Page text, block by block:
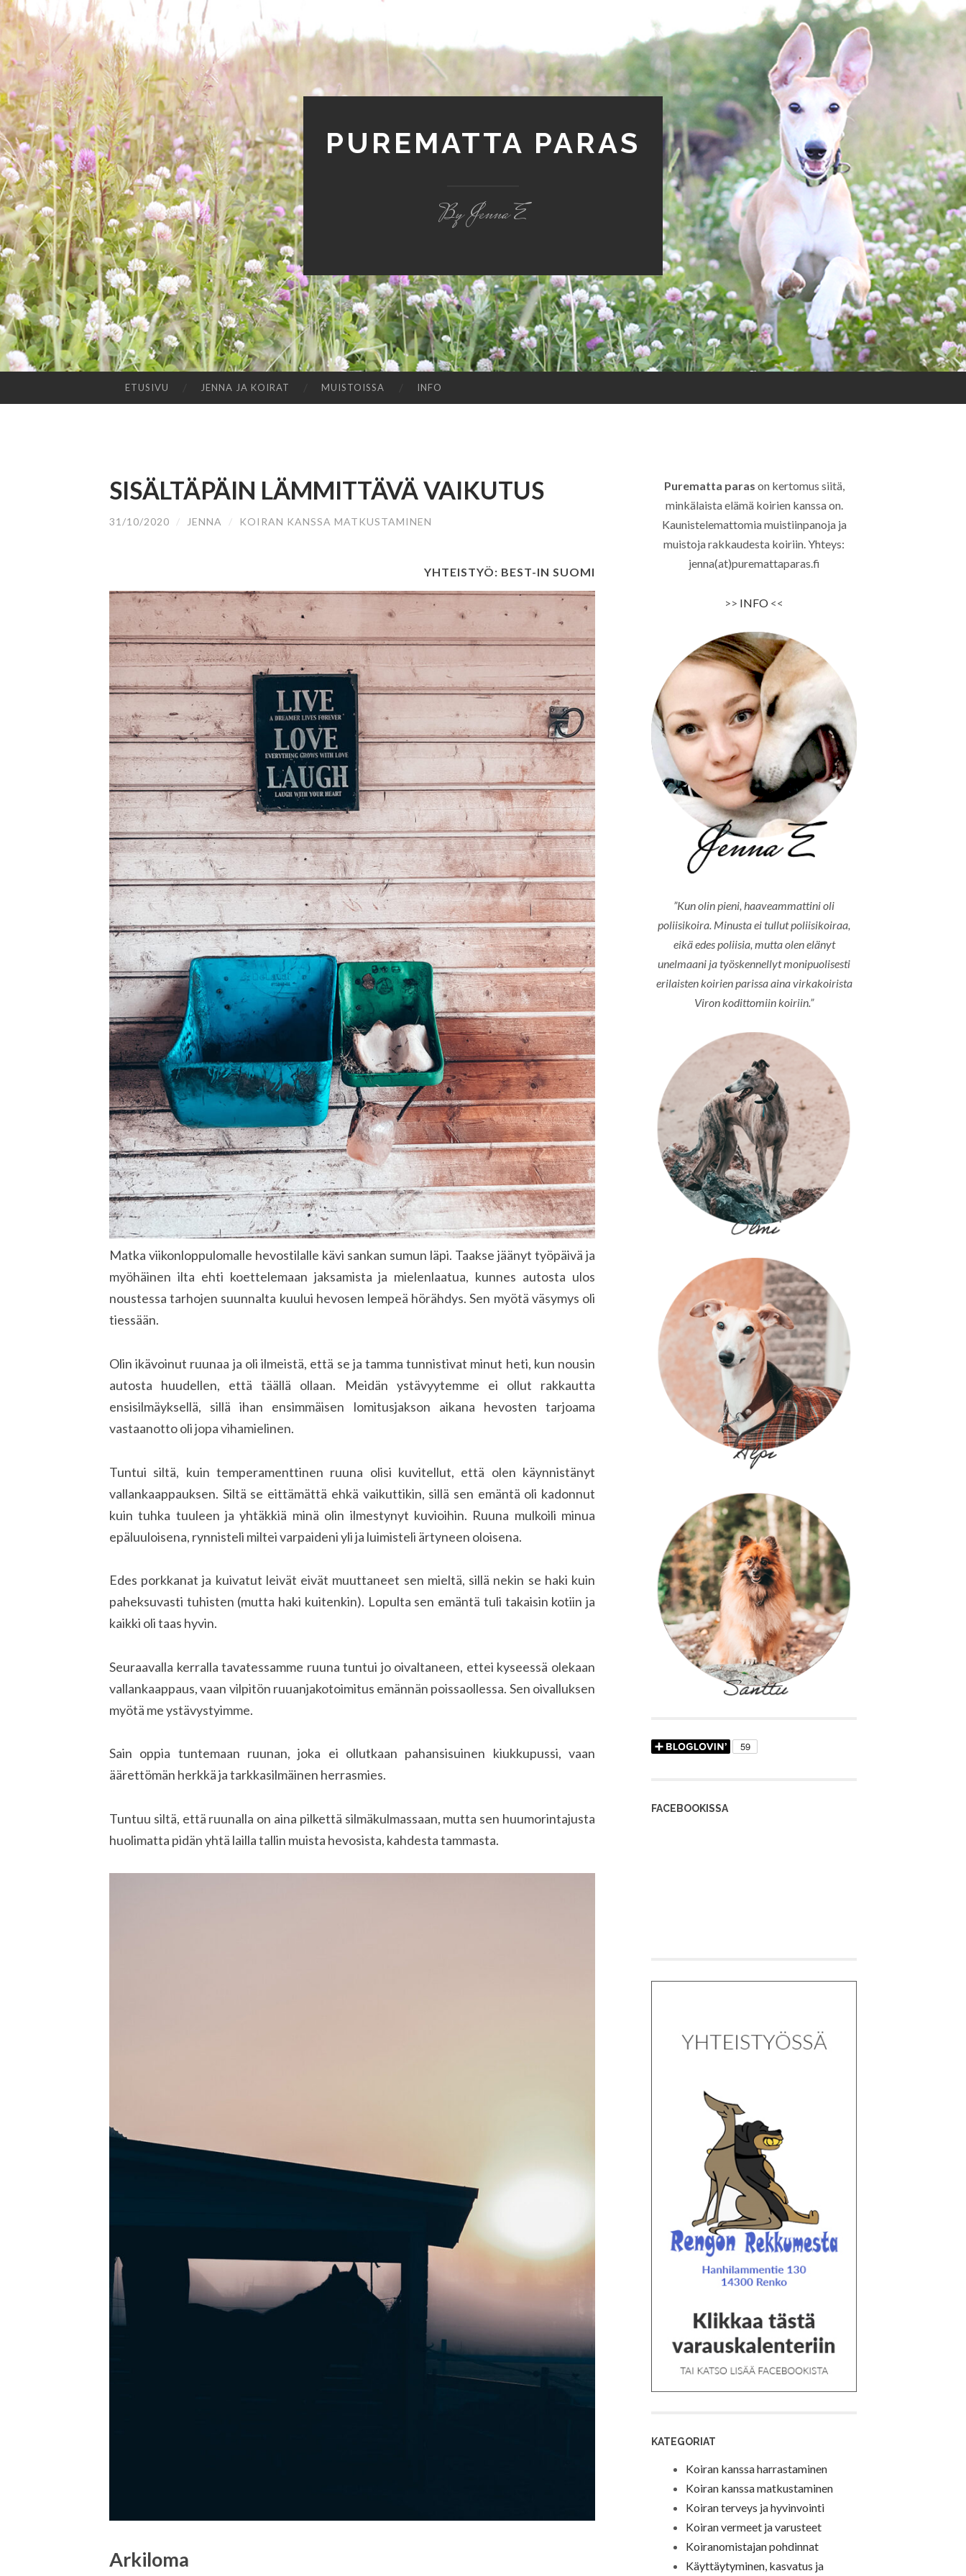
PUREMATTA PARAS
By Jenna E
SISÄLTÖÖN
ETUSIVU JENNA JA KOIRAT MUISTOISSA INFO
SISÄLTÄPÄIN LÄMMITTÄVÄ VAIKUTUS
31/10/2020 / JENNA / KOIRAN KANSSA MATKUSTAMINEN
YHTEISTYÖ: BEST-IN SUOMI
Matka viikonloppulomalle hevostilalle kävi sankan sumun läpi. Taakse jäänyt työpäivä ja
myöhäinen ilta ehti koettelemaan jaksamista ja mielenlaatua, kunnes autosta ulos
noustessa tarhojen suunnalta kuului hevosen lempeä hörähdys. Sen myötä väsymys oli
tiessään.
Olin ikävoinut ruunaa ja oli ilmeistä, että se ja tamma tunnistivat minut heti, kun nousin
autosta huudellen, että täällä ollaan. Meidän ystävyytemme ei ollut rakkautta
ensisilmäyksellä, sillä ihan ensimmäisen lomitusjakson aikana hevosten tarjoama
vastaanotto oli jopa vihamielinen.
Tuntui siltä, kuin temperamenttinen ruuna olisi kuvitellut, että olen käynnistänyt
vallankaappauksen. Siltä se eittämättä ehkä vaikuttikin, sillä sen emäntä oli kadonnut
kuin tuhka tuuleen ja yhtäkkiä minä olin ilmestynyt kuvioihin. Ruuna mulkoili minua
epäluuloisena, rynnisteli miltei varpaideni yli ja luimisteli ärtyneen oloisena.
Edes porkkanat ja kuivatut leivät eivät muuttaneet sen mieltä, sillä nekin se haki kuin
paheksuvasti tuhisten (mutta haki kuitenkin). Lopulta sen emäntä tuli takaisin kotiin ja
kaikki oli taas hyvin.
Seuraavalla kerralla tavatessamme ruuna tuntui jo oivaltaneen, ettei kyseessä olekaan
vallankaappaus, vaan vilpitön ruuanjakotoimitus emännän poissaollessa. Sen oivalluksen
myötä me ystävystyimme.
Sain oppia tuntemaan ruunan, joka ei ollutkaan pahansisuinen kiukkupussi, vaan
äärettömän herkkä ja tarkkasilmäinen herrasmies.
Tuntuu siltä, että ruunalla on aina pilkettä silmäkulmassaan, mutta sen huumorintajusta
huolimatta pidän yhtä lailla tallin muista hevosista, kahdesta tammasta.
Arkiloma
Purematta paras on kertomus siitä,
minkälaista elämä koirien kanssa on.
Kaunistelemattomia muistiinpanoja ja
muistoja rakkaudesta koiriin. Yhteys:
jenna(at)puremattaparas.fi
>> INFO <<
”Kun olin pieni, haaveammattini oli
poliisikoira. Minusta ei tullut poliisikoiraa,
eikä edes poliisia, mutta olen elänyt
unelmaani ja työskennellyt monipuolisesti
erilaisten koirien parissa aina virkakoirista
Viron kodittomiin koiriin.”
FACEBOOKISSA
KATEGORIAT
Koiran kanssa harrastaminen
Koiran kanssa matkustaminen
Koiran terveys ja hyvinvointi
Koiran vermeet ja varusteet
Koiranomistajan pohdinnat
Käyttäytyminen, kasvatus ja